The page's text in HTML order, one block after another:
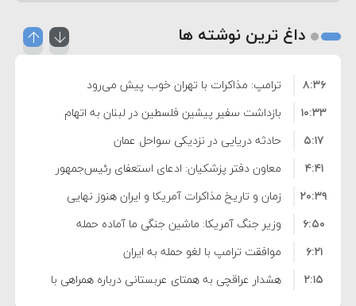
داغ ترین نوشته ها
ترامپ: مذاکرات با تهران خوب پیش می‌رود
۸:۳۶
بازداشت سفیر پیشین فلسطین در لبنان به اتهام
فساد و اختلاس اموال
۱۰:۳۳
حادثه دریایی در نزدیکی سواحل عمان
۵:۱۷
معاون دفتر پزشکیان: ادعای استعفای رئیس‌جمهور
واهی و کذب محض است
۴:۴۱
زمان و تاریخ مذاکرات آمریکا و ایران هنوز نهایی
نشده است
۲۰:۳۹
وزیر جنگ آمریکا: ماشین جنگی ما آماده حمله
نظامی علیه ایران است
۶:۵۰
موافقت ترامپ با لغو حمله به ایران
۶:۲۱
هشدار عراقچی به همتای عربستانی درباره همراهی با
۲:۱۵